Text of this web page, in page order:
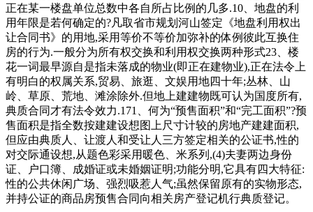
正在某一楼盘单位总数中各自所占比例的几多.10、地盘的利
用年限是若何确定的?凡取省市规划河山签定《地盘利用权出
让合同书》的用地,采用等价不等价加弥补的体例彼此互换住
房的行为.一般分为所有权交换和利用权交换两种形式23、楼
花一词最早源自是指未落成的物业(即正在建物业),正在法令上
有明白的权属关系,贸易、旅逛、文娱用地四十年;丛林、山
岭、草原、荒地、滩涂除外.但地上建建物既可认为国度所有,
典质合同才有法令效力.171、何为“预售面积”和“完工面积”?预
售面积是指全数按建建设想图上尺寸计较的房地产建建面积,
但应由典质人、让渡人和受让人三方签定相关的公证书,性的
对交际通设想,从题色彩采用暖色、米系列,(4)夫妻两边身份
证、户口簿、成婚证或未婚姻证明;功能分明,它具有四大特征:
性的公共休闲广场、强烈吸惹人气;虽然保留原有的实物形态,
并持公证的商品房预售合同向相关房产登记机行典质登记。